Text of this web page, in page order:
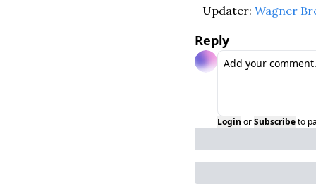
Updater: Wagner
Reply
Login orSubscribeto